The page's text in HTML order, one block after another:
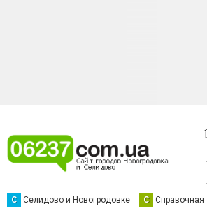
С Селидово и Новогродовке С Справочная